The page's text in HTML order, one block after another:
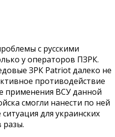
с русскими
у операторов ПЗРК.
ЗРК Patriot далеко не
противодействие
применения ВСУ данной
смогли нанести по ней
для украинских
разы.